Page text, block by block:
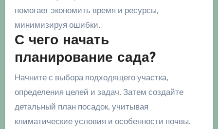
помогает экономить время и ресурсы,
минимизируя ошибки.
С чего начать
планирование сада?
Начните с выбора подходящего участка,
определения целей и задач. Затем создайте
детальный план посадок, учитывая
климатические условия и особенности почвы.